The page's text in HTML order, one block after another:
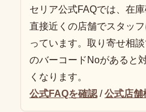
セリア公式FAQでは、在
直接近くの店舗でスタッ
っています。取り寄せ相
のバーコードNoがあると
くなります。
公式FAQを確認 /公式店舗